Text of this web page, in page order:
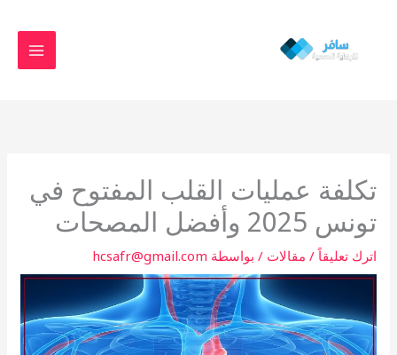
المحتوى
تكلفة عمليات القلب المفتوح في
تونس 2025 وأفضل المصحات
اترك تعليقاً / مقالات / بواسطة hcsafr@gmail.com